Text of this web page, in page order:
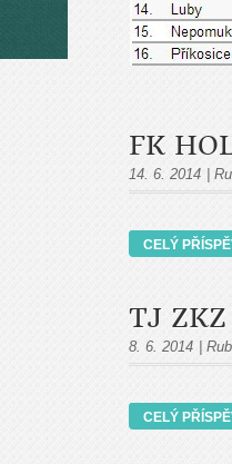
FK
14. 6. 2014
CELÝ
TJ
8. 6. 2014
CELÝ